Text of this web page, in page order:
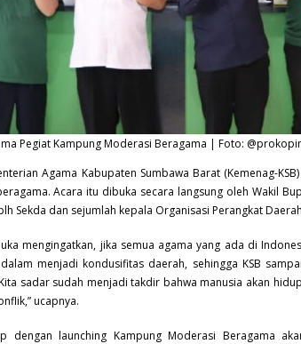
Pegiat Kampung Moderasi Beragama | Foto:
Agama Kabupaten Sumbawa Barat (Kemenag-
Acara itu dibuka secara langsung oleh Wakil
Sekda dan sejumlah kepala Organisasi Perangkat
mengingatkan, jika semua agama yang ada di
menjadi kondusifitas daerah, sehingga KSB
sadar sudah menjadi takdir bahwa manusia akan
ucapnya.
dengan launching Kampung Moderasi Beragama